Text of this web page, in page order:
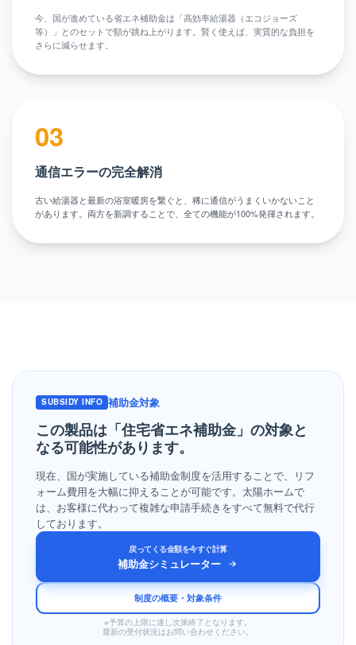
今、国が進めている省エネ補助金は「高効率給湯器（エコジョーズ
等）」とのセットで額が跳ね上がります。賢く使えば、実質的な負担を
さらに減らせます。
03
通信エラーの完全解消
古い給湯器と最新の浴室暖房を繋ぐと、稀に通信がうまくいかないこと
があります。両方を新調することで、全ての機能が100%発揮されます。
SUBSIDY INFO 補助金対象
この製品は「住宅省エネ補助金」の対象と
なる可能性があります。
現在、国が実施している補助金制度を活用することで、リフ
ォーム費用を大幅に抑えることが可能です。太陽ホームで
は、お客様に代わって複雑な申請手続きをすべて無料で代行
しております。
戻ってくる金額を今すぐ計算
補助金シミュレーター
制度の概要・対象条件
※予算の上限に達し次第終了となります。
最新の受付状況はお問い合わせください。